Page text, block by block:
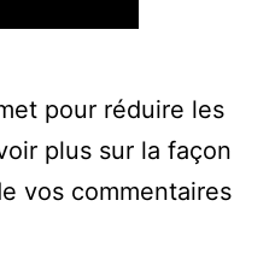
pour réduire les
plus sur la façon
vos commentaires